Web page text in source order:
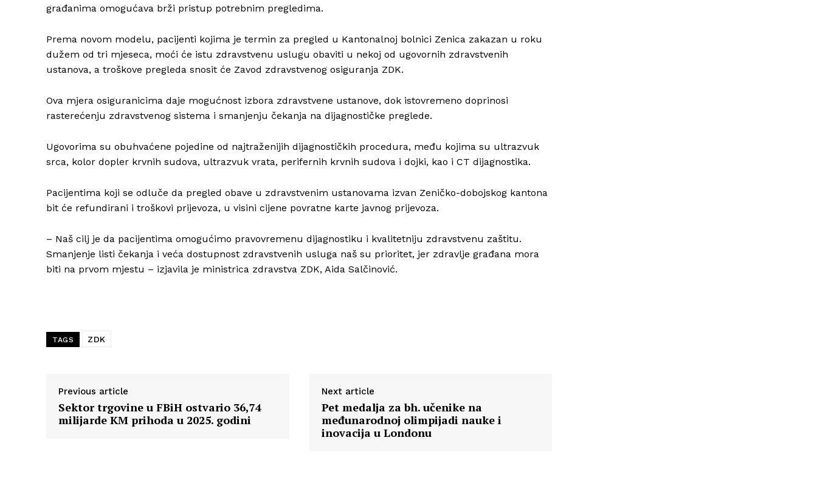
građanima omogućava brži pristup potrebnim pregledima.
Prema novom modelu, pacijenti kojima je termin za pregled u Kantonalnoj bolnici Zenica zakazan u roku
dužem od tri mjeseca, moći će istu zdravstvenu uslugu obaviti u nekoj od ugovornih zdravstvenih
ustanova, a troškove pregleda snosit će Zavod zdravstvenog osiguranja ZDK.
Ova mjera osiguranicima daje mogućnost izbora zdravstvene ustanove, dok istovremeno doprinosi
rasterećenju zdravstvenog sistema i smanjenju čekanja na dijagnostičke preglede.
Ugovorima su obuhvaćene pojedine od najtraženijih dijagnostičkih procedura, među kojima su ultrazvuk
srca, kolor dopler krvnih sudova, ultrazvuk vrata, perifernih krvnih sudova i dojki, kao i CT dijagnostika.
Pacijentima koji se odluče da pregled obave u zdravstvenim ustanovama izvan Zeničko-dobojskog kantona
bit će refundirani i troškovi prijevoza, u visini cijene povratne karte javnog prijevoza.
– Naš cilj je da pacijentima omogućimo pravovremenu dijagnostiku i kvalitetniju zdravstvenu zaštitu.
Smanjenje listi čekanja i veća dostupnost zdravstvenih usluga naš su prioritet, jer zdravlje građana mora
biti na prvom mjestu – izjavila je ministrica zdravstva ZDK, Aida Salčinović.
TAGS ZDK
Previous article
Sektor trgovine u FBiH ostvario 36,74
milijarde KM prihoda u 2025. godini
Next article
Pet medalja za bh. učenike na
međunarodnoj olimpijadi nauke i
inovacija u Londonu